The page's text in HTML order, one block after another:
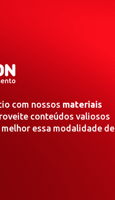
com nossos materiais
conteúdos valiosos
essa modalidade de